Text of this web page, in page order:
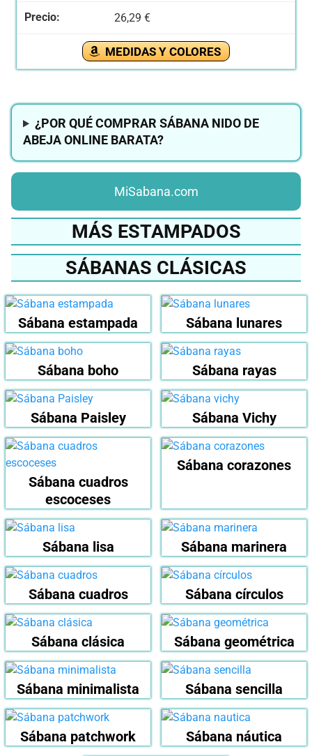
26,29 €
MEDIDAS Y COLORES
¿POR QUÉ COMPRAR SÁBANA NIDO DE
ABEJA ONLINE BARATA?
MiSabana.com
MÁS ESTAMPADOS
SÁBANAS CLÁSICAS
Sábana estampada Sábana lunares
Sábana boho Sábana rayas
Sábana Paisley Sábana Vichy
Sábana cuadros
escoceses
Sábana corazones
Sábana lisa Sábana marinera
Sábana cuadros Sábana círculos
Sábana clásica Sábana geométrica
Sábana minimalista Sábana sencilla
Sábana patchwork Sábana náutica